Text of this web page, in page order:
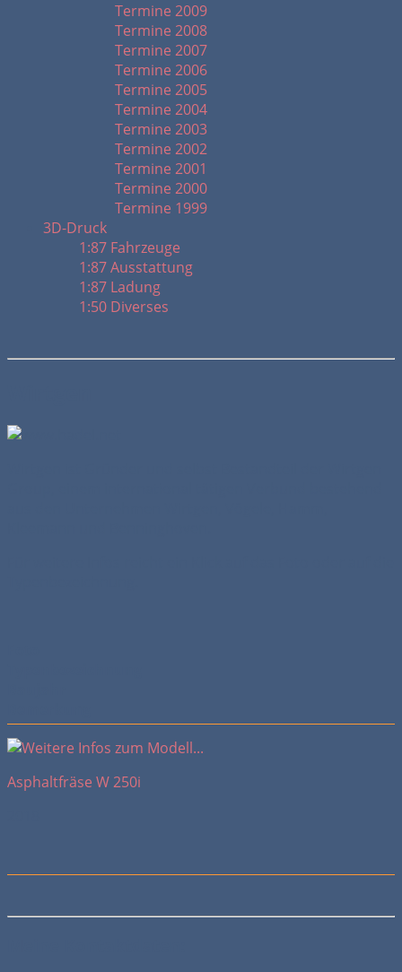
Termine 2009
Termine 2008
Termine 2007
Termine 2006
Termine 2005
Termine 2004
Termine 2003
Termine 2002
Termine 2001
Termine 2000
Termine 1999
3D-Druck
1:87 Fahrzeuge
1:87 Ausstattung
1:87 Ladung
1:50 Diverses
Asphaltfräse W 250i